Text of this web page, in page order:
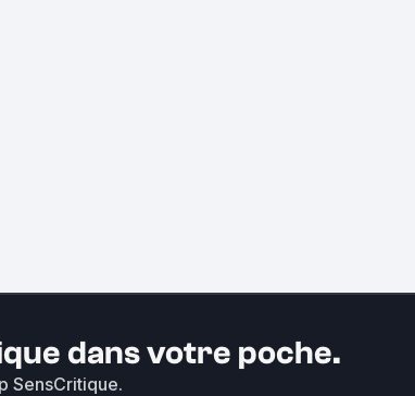
dans votre poche.
SensCritique.